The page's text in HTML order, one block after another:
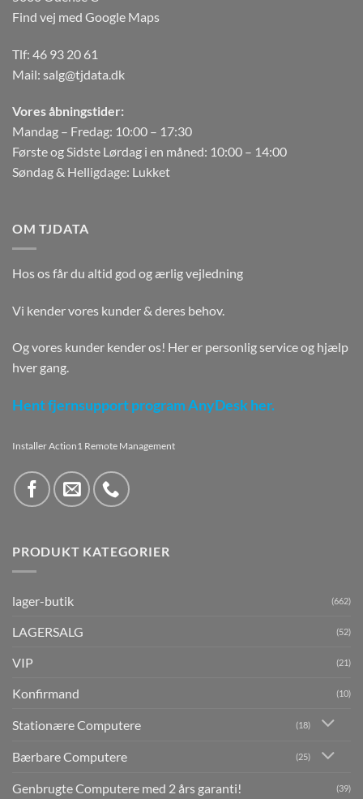
Find vej med Google Maps
Tlf: 46 93 20 61
Mail: salg@tjdata.dk
Vores åbningstider:
Mandag – Fredag: 10:00 – 17:30
Første og Sidste Lørdag i en måned: 10:00 – 14:00
Søndag & Helligdage: Lukket
OM TJDATA
Hos os får du altid god og ærlig vejledning
Vi kender vores kunder & deres behov.
Og vores kunder kender os! Her er personlig service og hjælp
hver gang.
Hent fjernsupport program AnyDesk her.
Installer Action1 Remote Management
PRODUKT KATEGORIER
lager-butik (662)
LAGERSALG (52)
VIP (21)
Konfirmand (10)
Stationære Computere (18)
Bærbare Computere (25)
Genbrugte Computere med 2 års garanti! (39)